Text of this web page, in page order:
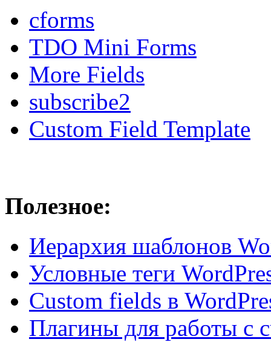
cforms
TDO Mini Forms
More Fields
subscribe2
Custom Field Template
Полезное:
Иерархия шаблонов
Условные теги
Custom fields в
Плагины для работы с